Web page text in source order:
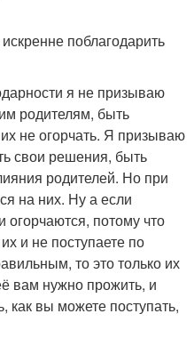
поблагодарить
я не призываю
родителям, быть
не огорчать. Я призываю
свои решения, быть
родителей. Но при
на них. Ну а если
огорчаются, потому что
и не поступаете по
то это только их
вам нужно прожить, и
как вы можете поступать,